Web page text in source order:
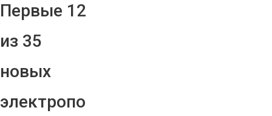
Первые 12
из 35
новых
электропо